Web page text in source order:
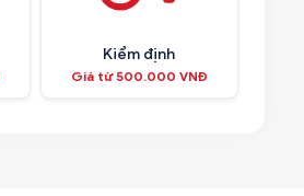
Kiểm định
Giá từ 500.000 VNĐ